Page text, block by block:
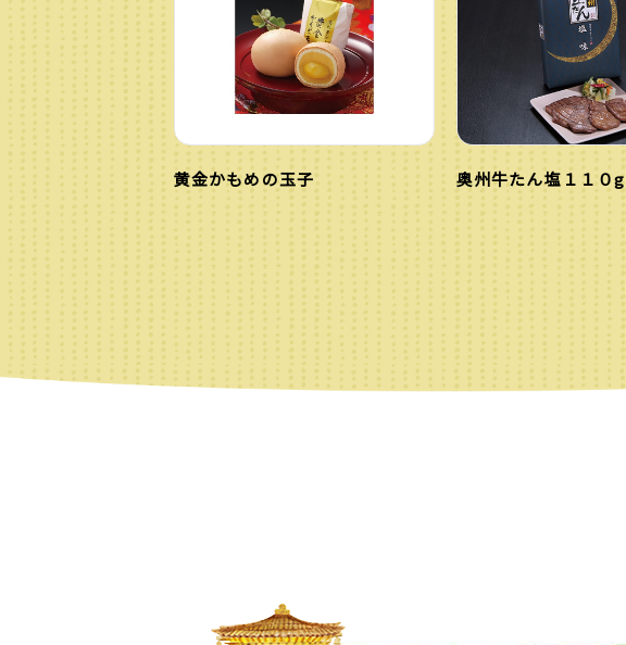
黄金かもめの玉子 奥州牛たん塩１１０g